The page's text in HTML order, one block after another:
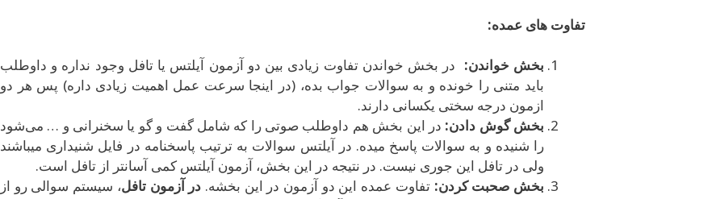
تفاوت های عمده:
بخش خواندن: در بخش خواندن تفاوت زیادی بین دو آزمون آیلتس یا تافل وجود نداره و داوطلب
باید متنی را خونده و به سوالات جواب بده، (در اینجا سرعت عمل اهمیت زیادی داره) پس هر دو
ازمون درجه سختی یکسانی دارند.
بخش گوش دادن: در این بخش هم داوطلب صوتی را که شامل گفت و گو یا سخنرانی و … می‌شود
را شنیده و به سوالات پاسخ میده. در آیلتس سوالات به ترتیب پاسخنامه در فایل شنیداری میباشند
ولی در تافل این جوری نیست. در نتیجه در این بخش، آزمون آیلتس کمی آسانتر از تافل است.
بخش صحبت کردن:تفاوت عمده این دو آزمون در این بخشه. در آزمون تافل، سیستم سوالی رو از